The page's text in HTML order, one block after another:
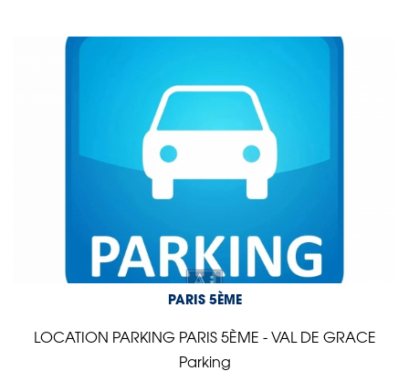
PARIS 5ÈME
LOCATION PARKING PARIS 5ÈME - VAL DE GRACE
Parking